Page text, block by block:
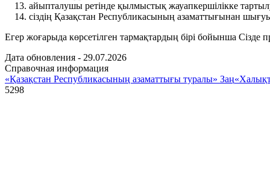
айыпталушы ретінде қылмыстық жауапкершілікке
сіздің Қазақстан Республикасының азаматтығынан
Егер жоғарыда көрсетілген тармақтардың бірі бойынша Сізде
Дата обновления - 29.07.2026
Справочная информация
«Қазақстан Республикасының азаматтығы туралы» Заң
5298